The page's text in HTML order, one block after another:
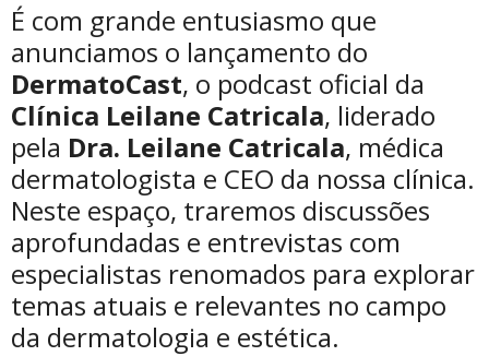
É com grande entusiasmo que
anunciamos o lançamento do
DermatoCast, o podcast oficial da
Clínica Leilane Catricala, liderado
pela Dra. Leilane Catricala, médica
dermatologista e CEO da nossa clínica.
Neste espaço, traremos discussões
aprofundadas e entrevistas com
especialistas renomados para explorar
temas atuais e relevantes no campo
da dermatologia e estética.